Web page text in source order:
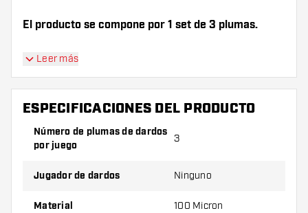
El producto se compone por 1 set de 3 plumas.
¡Consejo de Dartshopper!
Asegúrate de tener suficientes plumas y cañas.
Estas pueden dañarse o romperse con el uso.
Prueba una forma, un material o un grosor
variante es mejor para ti.
Leer más
ESPECIFICACIONES DEL PRODUCTO
Número de plumas de dardos
por juego
3
Jugador de dardos Ninguno
Material 100 Micron